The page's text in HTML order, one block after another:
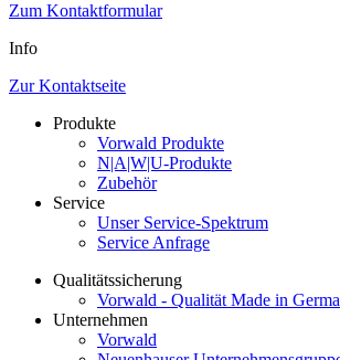
Zum Kontaktformular
Info
Zur Kontaktseite
Produkte
Vorwald Produkte
N|A|W|U-Produkte
Zubehör
Service
Unser Service-Spektrum
Service Anfrage
Qualitätssicherung
Vorwald - Qualität Made in
Unternehmen
Vorwald